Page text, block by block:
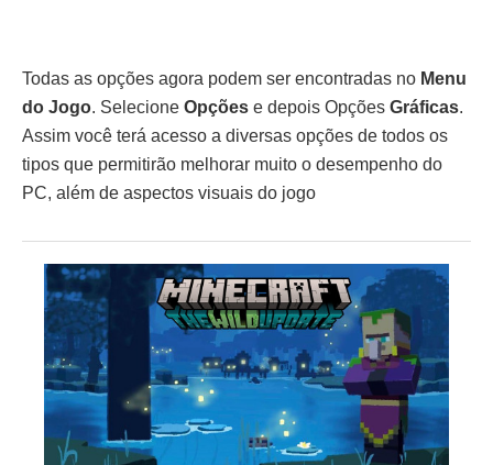
Todas as opções agora podem ser encontradas no Menu
do Jogo. Selecione Opções e depois Opções Gráficas.
Assim você terá acesso a diversas opções de todos os
tipos que permitirão melhorar muito o desempenho do
PC, além de aspectos visuais do jogo